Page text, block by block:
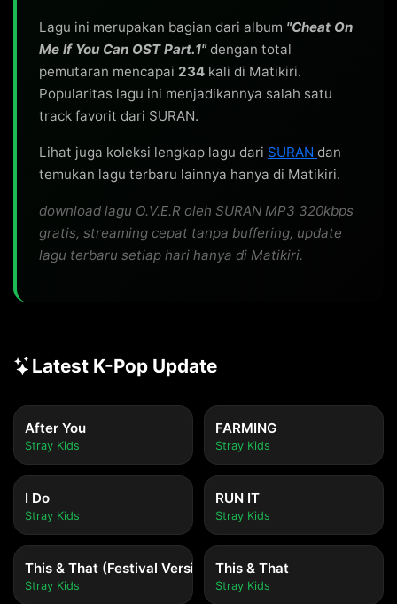
Lagu ini merupakan bagian dari album "Cheat On
Me If You Can OST Part.1"dengan total
pemutaran mencapai 234 kali di Matikiri.
Popularitas lagu ini menjadikannya salah satu
track favorit dari SURAN.
Lihat juga koleksi lengkap lagu dari SURAN dan
temukan lagu terbaru lainnya hanya di Matikiri.
download lagu O.V.E.R oleh SURAN MP3 320kbps
gratis, streaming cepat tanpa buffering, update
lagu terbaru setiap hari hanya di Matikiri.
Latest K-Pop Update
After You
Stray Kids
FARMING
Stray Kids
I Do
Stray Kids
RUN IT
Stray Kids
This & That (Festival Version)
Stray Kids
This & That
Stray Kids